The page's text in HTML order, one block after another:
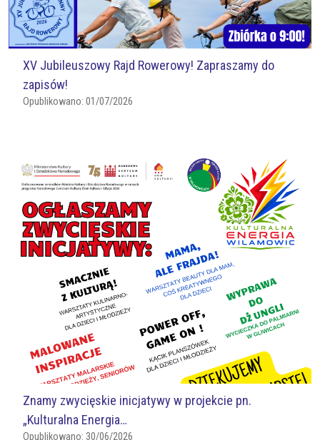
XV Jubileuszowy Rajd Rowerowy! Zapraszamy do
zapisów!
Opublikowano: 01/07/2026
Znamy zwycięskie inicjatywy w projekcie pn.
„Kulturalna Energia…
Opublikowano: 30/06/2026